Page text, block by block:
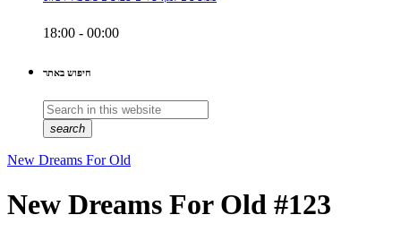
18:00 - 00:00
חיפוש באתר
search
New Dreams For Old
New Dreams For Old #123